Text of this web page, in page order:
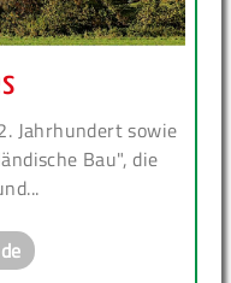
Jahrhundert sowie
Bau", die